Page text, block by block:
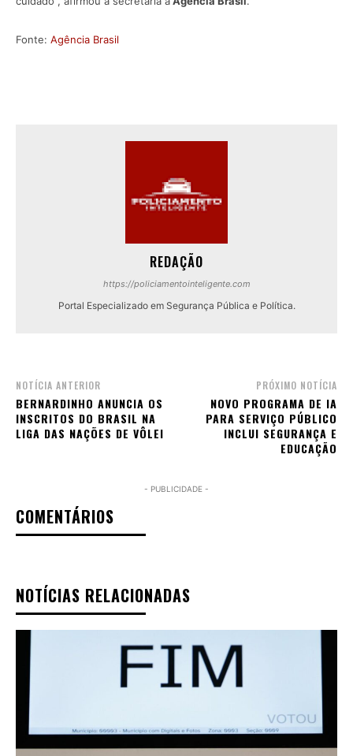
Fonte: Agência Brasil
REDAÇÃO
https://policiamentointeligente.com
Portal Especializado em Segurança Pública e Política.
NOTÍCIA ANTERIOR
BERNARDINHO ANUNCIA OS
INSCRITOS DO BRASIL NA
LIGA DAS NAÇÕES DE VÔLEI
PRÓXIMO NOTÍCIA
NOVO PROGRAMA DE IA
PARA SERVIÇO PÚBLICO
INCLUI SEGURANÇA E
EDUCAÇÃO
- PUBLICIDADE -
COMENTÁRIOS
NOTÍCIAS RELACIONADAS